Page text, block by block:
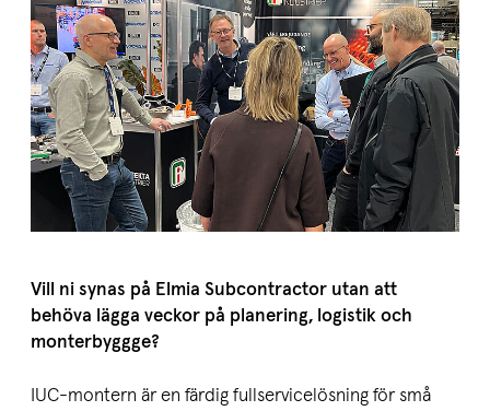
Vill ni synas på Elmia Subcontractor utan att
behöva lägga veckor på planering, logistik och
monterbyggge?
IUC-montern är en färdig fullservicelösning för små